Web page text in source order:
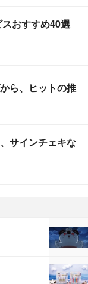
おすすめ40選
ら、ヒットの推
サインチェキな